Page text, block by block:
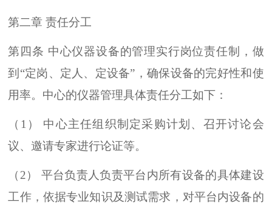
第二章 责任分工
第四条 中心仪器设备的管理实行岗位责任制，做
到“定岗、定人、定设备”，确保设备的完好性和使
用率。中心的仪器管理具体责任分工如下：
（1） 中心主任组织制定采购计划、召开讨论会
议、邀请专家进行论证等。
（2） 平台负责人负责平台内所有设备的具体建设
工作，依据专业知识及测试需求，对平台内设备的